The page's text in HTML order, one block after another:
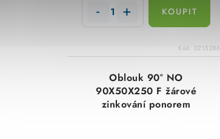
Kód: 0215286
Oblouk 90° NO
90X50X250 F žárové
zinkování ponorem